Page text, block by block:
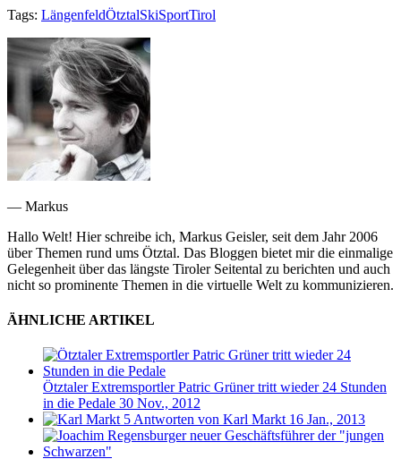
Tags: LängenfeldÖtztalSkiSportTirol
— Markus
Hallo Welt! Hier schreibe ich, Markus Geisler, seit dem Jahr 2006
über Themen rund ums Ötztal. Das Bloggen bietet mir die einmalige
Gelegenheit über das längste Tiroler Seitental zu berichten und auch
nicht so prominente Themen in die virtuelle Welt zu kommunizieren.
ÄHNLICHE ARTIKEL
Ötztaler Extremsportler Patric Grüner tritt wieder 24 Stunden
in die Pedale 30 Nov., 2012
5 Antworten von Karl Markt 16 Jan., 2013